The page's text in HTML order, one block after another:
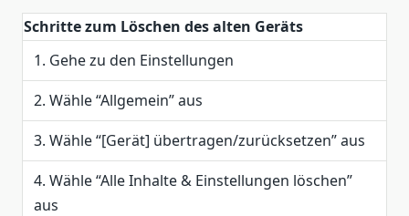
Schritte zum Löschen des alten Geräts
1. Gehe zu den Einstellungen
2. Wähle “Allgemein” aus
3. Wähle “[Gerät] übertragen/zurücksetzen” aus
4. Wähle “Alle Inhalte & Einstellungen löschen”
aus